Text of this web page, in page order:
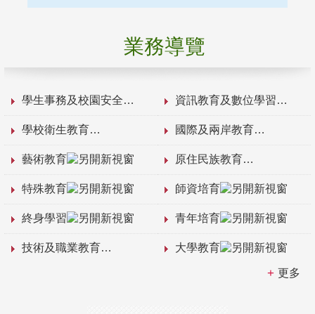
業務導覽
學生事務及校園安全 資訊教育及數位學習
學校衛生教育 國際及兩岸教育
藝術教育 原住民族教育
特殊教育 師資培育
終身學習 青年培育
技術及職業教育 大學教育
更多